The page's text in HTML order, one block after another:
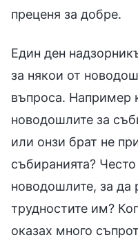
преценя за добре.
Един ден
за някои от
въпроса. Например
новодошлите за
или онзи брат не
събиранията?
новодошлите, за да
трудностите им?
оказах много